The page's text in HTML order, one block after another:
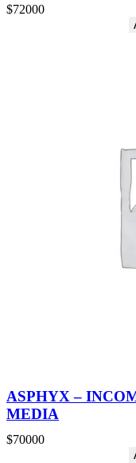
$72000
ASPHYX –
MEDIA
$70000